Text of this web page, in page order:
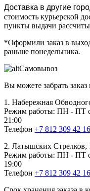
Доставка в другие
стоимость курьерской
пункты выдачи
*Оформили заказ в
раньше понедельника.
Самовывоз
Вы можете забрать
1. Набережная
Режим работы: ПН - ПТ
21:00
Телефон +7 812 309 42 16
2. Латышских Стрелков,
Режим работы: ПН - ПТ
19:00
Телефон +7 812 309 42 16